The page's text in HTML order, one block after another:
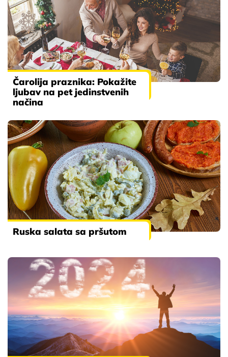
Čarolija praznika: Pokažite
ljubav na pet jedinstvenih
načina
Ruska salata sa pršutom